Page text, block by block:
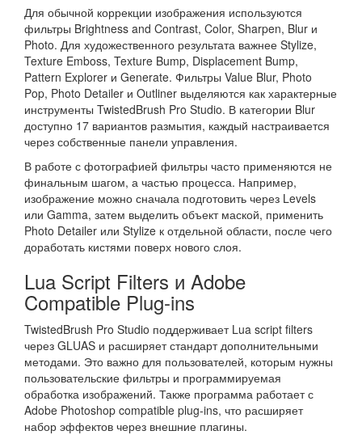
Для обычной коррекции изображения используются
фильтры Brightness and Contrast, Color, Sharpen, Blur и
Photo. Для художественного результата важнее Stylize,
Texture Emboss, Texture Bump, Displacement Bump,
Pattern Explorer и Generate. Фильтры Value Blur, Photo
Pop, Photo Detailer и Outliner выделяются как характерные
инструменты TwistedBrush Pro Studio. В категории Blur
доступно 17 вариантов размытия, каждый настраивается
через собственные панели управления.
В работе с фотографией фильтры часто применяются не
финальным шагом, а частью процесса. Например,
изображение можно сначала подготовить через Levels
или Gamma, затем выделить объект маской, применить
Photo Detailer или Stylize к отдельной области, после чего
доработать кистями поверх нового слоя.
Lua Script Filters и Adobe
Compatible Plug-ins
TwistedBrush Pro Studio поддерживает Lua script filters
через GLUAS и расширяет стандарт дополнительными
методами. Это важно для пользователей, которым нужны
пользовательские фильтры и программируемая
обработка изображений. Также программа работает с
Adobe Photoshop compatible plug-ins, что расширяет
набор эффектов через внешние плагины.